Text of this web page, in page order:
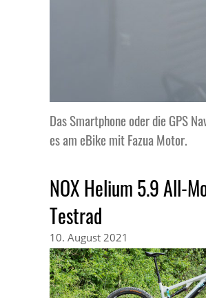
Das Smartphone oder die GPS
es am eBike mit Fazua Motor.
NOX Helium 5.9 All-
Testrad
10. August 2021